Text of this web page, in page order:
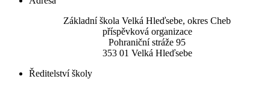
Základní škola Velká Hleďsebe, okres Cheb
příspěvková organizace
Pohraniční stráže 95
353 01 Velká Hleďsebe
Ředitelství školy